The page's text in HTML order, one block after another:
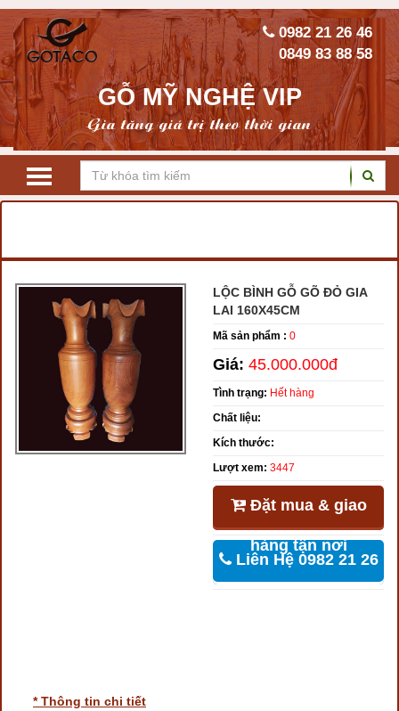
GỖ MỸ NGHỆ VIP
Gia tăng giá trị theo thời gian
0982 21 26 46
0849 83 88 58
LỘC BÌNH GỖ GÕ ĐỎ GIA
LAI 160X45CM
Mã sản phẩm : 0
Giá: 45.000.000đ
Tình trạng: Hết hàng
Chất liệu:
Kích thước:
Lượt xem: 3447
Đặt mua & giao
hàng tận nơi
Liên Hệ 0982 21 26
* Thông tin chi tiết